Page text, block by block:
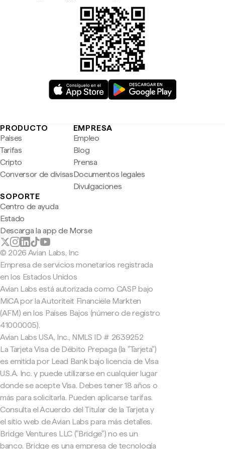
PRODUCTO
Países
Tarifas
Cripto
Conversor de divisas
EMPRESA
Empleo
Blog
Prensa
Documentos legales
Divulgaciones
SOPORTE
Centro de ayuda
Estado
Descarga la app de Morse
© 2026 Avian Labs, Inc
Empresa de servicios monetarios registrada
en los Estados Unidos
Avian Labs está autorizada como CASP bajo
MiCA por la Autoriteit Financiële Markten
(AFM) en los Países Bajos (número de registro
41000005).
Avian Labs USA, Inc., NMLS ID # 2639252
La Tarjeta Visa de Débito Prepaga (la "Tarjeta")
es emitida por Lead Bank bajo licencia de Visa
U.S.A. Inc. y puede utilizarse en cualquier lugar
donde se acepte Visa. Debes tener 18 años o
más para solicitarla. Pueden aplicarse tarifas.
Consulta el Acuerdo del Titular de la Tarjeta y
el sitio web de Avian Labs para más detalles.
Bridge Ventures LLC ("Bridge") no es un
banco. Bridge es una empresa de tecnología